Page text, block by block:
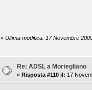
« Ultima modifica: 17 Novembre
Re: ADSL a Mortegliano
« Risposta #110 il: 17